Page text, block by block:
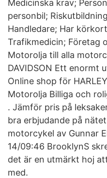
Medicinska krav;
personbil;
Handledare; Har
Trafikmedicin; Företag
Motorolja till alla
DAVIDSON Ett enormt
Online shop för
Motorolja Billiga och
. Jämför pris på
bra erbjudande på
motorcykel av Gunnar
14/09:46 BrooklynS
det är en utmärkt hoj
med.